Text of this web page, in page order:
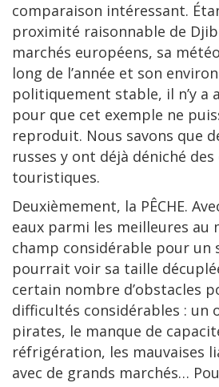
comparaison intéressant.
proximité raisonnable de
marchés européens, sa
long de l’année et son
politiquement stable, il n’y a
pour que cet exemple ne
reproduit. Nous savons que
russes y ont déjà déniché
touristiques.
Deuxièmement, la PÊCHE.
eaux parmi les meilleures au
champ considérable pour un
pourrait voir sa taille
certain nombre d’obstacles
difficultés considérables : un
pirates, le manque de
réfrigération, les mauvaises
avec de grands marchés…